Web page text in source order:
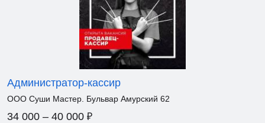
Администратор-кассир
ООО Суши Мастер. Бульвар Амурский 62
34 000 – 40 000 ₽